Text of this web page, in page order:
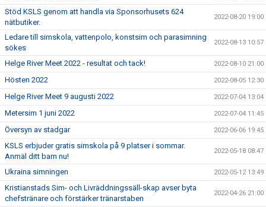
Stöd KSLS genom att handla via Sponsorhusets 624
nätbutiker.
2022-08-20 19:00
Ledare till simskola, vattenpolo, konstsim och parasimning
sökes
2022-08-13 10:57
Helge River Meet 2022 - resultat och tack! 2022-08-10 21:00
Hösten 2022 2022-08-05 12:30
Helge River Meet 9 augusti 2022 2022-07-04 13:04
Metersim 1 juni 2022 2022-07-04 11:45
Översyn av stadgar 2022-06-06 19:45
KSLS erbjuder gratis simskola på 9 platser i sommar.
Anmäl ditt barn nu!
2022-05-18 08:47
Ukraina simningen 2022-05-12 13:49
Kristianstads Sim- och Livräddningssäll-skap avser byta
chefstränare och förstärker tränarstaben
2022-04-26 21:00